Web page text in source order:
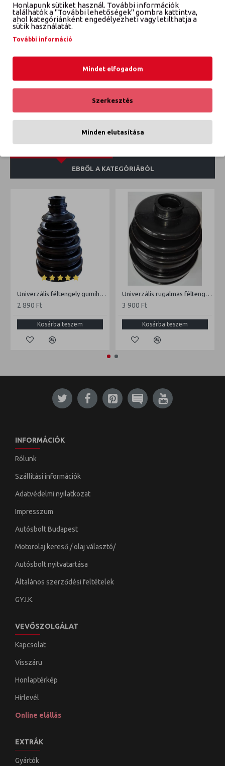
Nagy méretű bilincs
Állítható átmérő:
Megbízható rögzítés hosszú távon
EBBŐL A KATEGÓRIÁBÓL
Univerzális féltengely gumiharang (kúphoz, vagy levegős szerszámhoz)
2 890 Ft
Kosárba teszem
Univerzális rugalmas féltengely gumiharang kisteher autóhoz ( levegős szerszámhoz)
3 900 Ft
Kosárba teszem
INFORMÁCIÓK
Rólunk
Szállítási információk
Adatvédelmi nyilatkozat
Impresszum
Autósbolt Budapest
Motorolaj kereső / olaj választó/
Autósbolt nyitvatartása
Általános szerződési feltételek
GY.I.K.
VEVŐSZOLGÁLAT
Kapcsolat
Visszáru
Honlaptérkép
Hírlevél
Online elállás
EXTRÁK
Gyártók
Honlapunk sütiket használ. További információk
találhatók a "További lehetőségek" gombra kattintva,
ahol kategóriánként engedélyezheti vagy letilthatja a
sütik használatát.
További információ
Mindet elfogadom
Szerkesztés
Minden elutasítása